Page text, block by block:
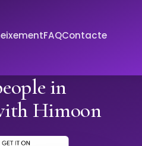
FAQContacte
in
Himoon